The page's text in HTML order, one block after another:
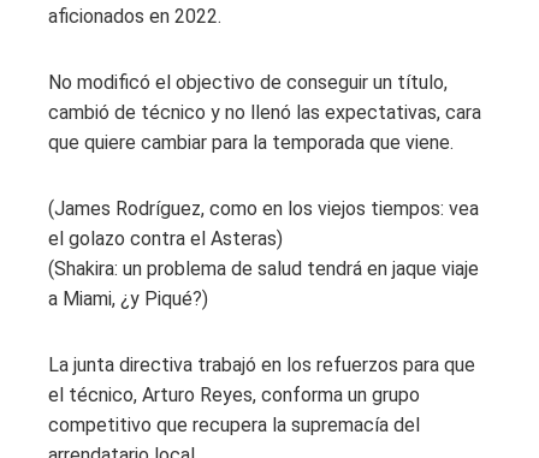
aficionados en 2022.
No modificó el objectivo de conseguir un título,
cambió de técnico y no llenó las expectativas, cara
que quiere cambiar para la temporada que viene.
(James Rodríguez, como en los viejos tiempos: vea
el golazo contra el Asteras)
(Shakira: un problema de salud tendrá en jaque viaje
a Miami, ¿y Piqué?)
La junta directiva trabajó en los refuerzos para que
el técnico, Arturo Reyes, conforma un grupo
competitivo que recupera la supremacía del